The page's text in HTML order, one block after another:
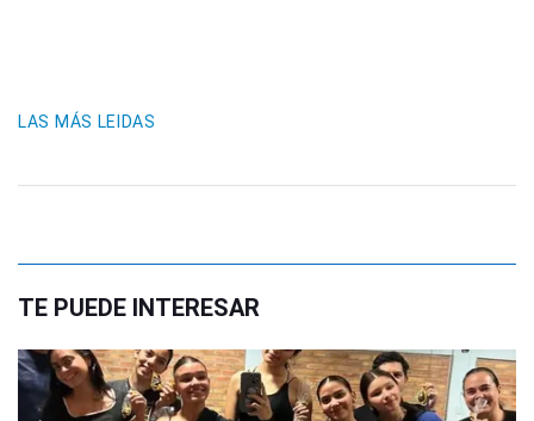
LAS MÁS LEIDAS
TE PUEDE INTERESAR